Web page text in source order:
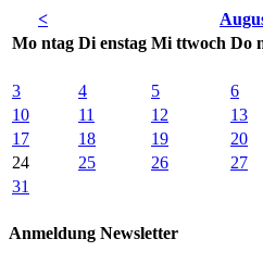
<
Mo ntag Dienstag Mittwoch Do
3
4 5 6
10
11 12 13
17
18 19 20
24
25 26 27
31
Anmeldung Newsletter